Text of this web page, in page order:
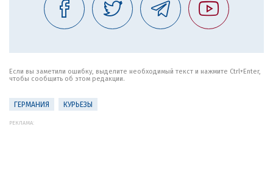
Если вы заметили ошибку, выделите необходимый текст и нажмите Ctrl+Enter,
чтобы сообщить об этом редакции.
ГЕРМАНИЯ КУРЬЕЗЫ
РЕКЛАМА: